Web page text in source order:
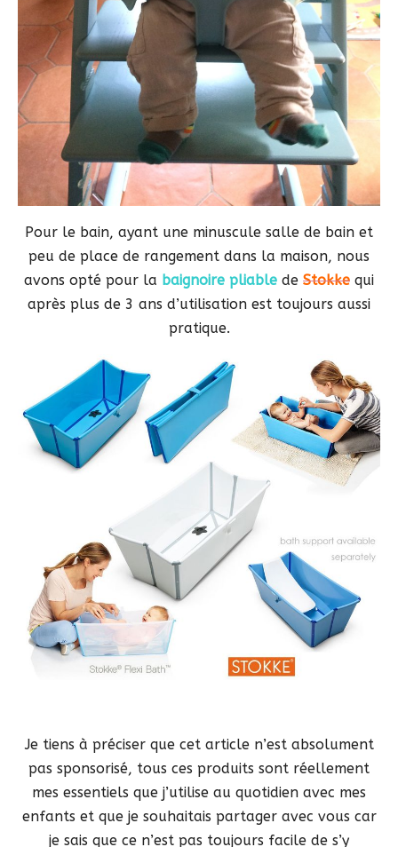
Pour le bain, ayant une minuscule salle de bain et
peu de place de rangement dans la maison, nous
avons opté pour la baignoire pliable de Stokke qui
après plus de 3 ans d’utilisation est toujours aussi
pratique.
Je tiens à préciser que cet article n’est absolument
pas sponsorisé, tous ces produits sont réellement
mes essentiels que j’utilise au quotidien avec mes
enfants et que je souhaitais partager avec vous car
je sais que ce n’est pas toujours facile de s’y